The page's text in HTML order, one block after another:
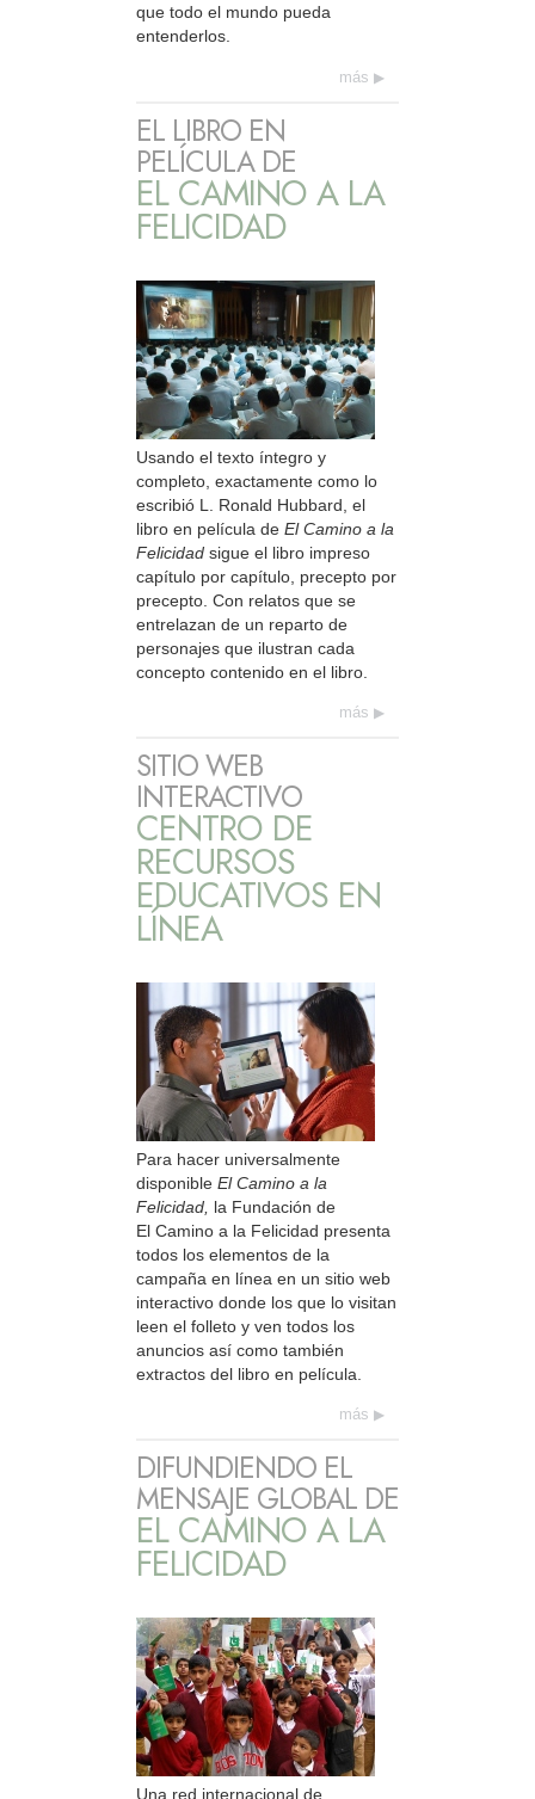
que todo el mundo pueda
entenderlos.
más
EL LIBRO EN
PELÍCULA DE
EL CAMINO A LA
FELICIDAD
Usando el texto íntegro y
completo, exactamente como lo
escribió L. Ronald Hubbard, el
libro en película de El Camino a la
Felicidad sigue el libro impreso
capítulo por capítulo, precepto por
precepto. Con relatos que se
entrelazan de un reparto de
personajes que ilustran cada
concepto contenido en el libro.
más
SITIO WEB
INTERACTIVO
CENTRO DE
RECURSOS
EDUCATIVOS EN
LÍNEA
Para hacer universalmente
disponible El Camino a la
Felicidad, la Fundación de
El Camino a la Felicidad presenta
todos los elementos de la
campaña en línea en un sitio web
interactivo donde los que lo visitan
leen el folleto y ven todos los
anuncios así como también
extractos del libro en película.
más
DIFUNDIENDO EL
MENSAJE GLOBAL DE
EL CAMINO A LA
FELICIDAD
Una red internacional de